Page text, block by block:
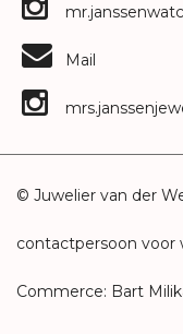
Mail
© Juwelier van der
contactpersoon voor
Commerce: Bart